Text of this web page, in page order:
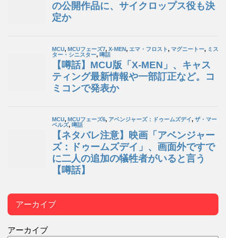
アーカイブ
アーカイブ